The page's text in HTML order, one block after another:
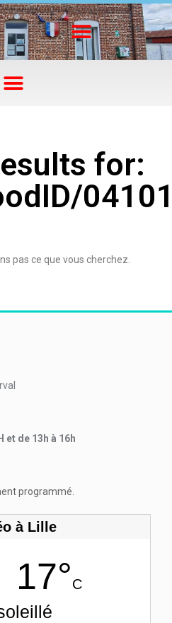
for:
pas ce que vous cherchez.
et de 13h à 16h
programmé.
à Lille
17°C